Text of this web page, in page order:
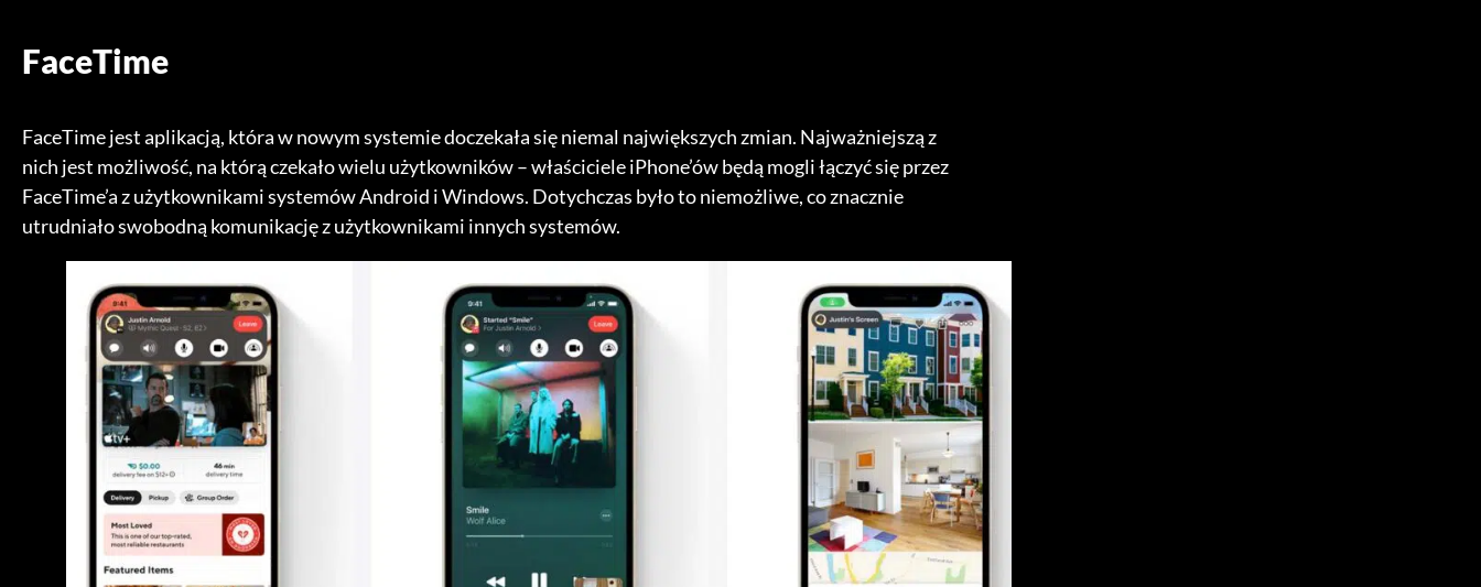
FaceTime
FaceTime jest aplikacją, która w nowym systemie doczekała się niemal największych zmian. Najważniejszą z
nich jest możliwość, na którą czekało wielu użytkowników – właściciele iPhone’ów będą mogli łączyć się przez
FaceTime’a z użytkownikami systemów Android i Windows. Dotychczas było to niemożliwe, co znacznie
utrudniało swobodną komunikację z użytkownikami innych systemów.